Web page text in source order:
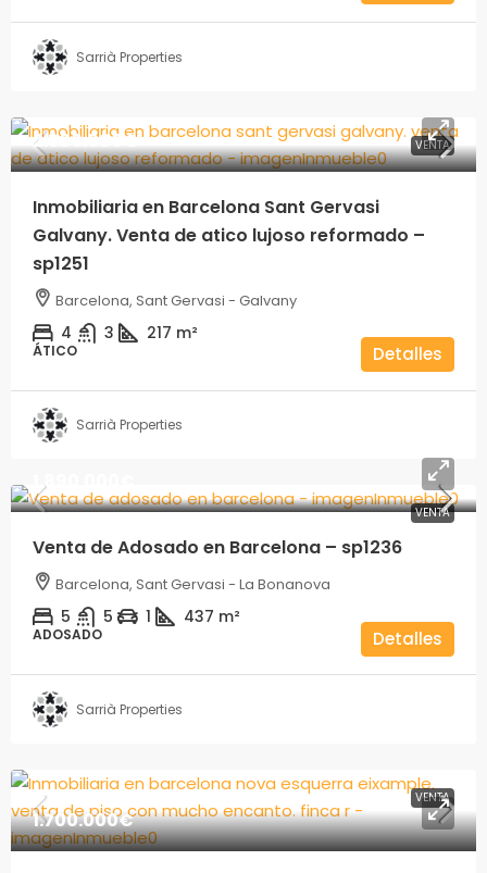
Sarrià Properties
VENTA
2.500.000€
Inmobiliaria en Barcelona Sant Gervasi
Galvany. Venta de atico lujoso reformado –
sp1251
Barcelona, Sant Gervasi - Galvany
4 3 217 m²
ÁTICO Detalles
Sarrià Properties
VENTA
1.890.000€
Venta de Adosado en Barcelona – sp1236
Barcelona, Sant Gervasi - La Bonanova
5 5 1 437 m²
ADOSADO Detalles
Sarrià Properties
VENTA
1.700.000€